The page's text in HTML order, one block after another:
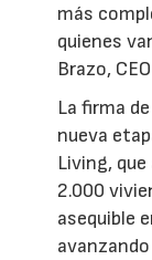
más
quienes
Brazo,
La firma
nueva
Living,
2.000
asequible